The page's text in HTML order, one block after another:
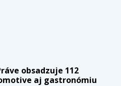
obsadzuje 112
aj gastronómiu